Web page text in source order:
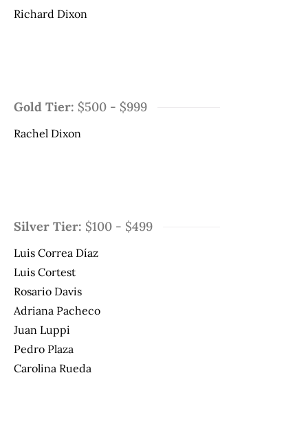
Richard Dixon
Gold Tier: $500 - $999
Rachel Dixon
Silver Tier: $100 - $499
Luis Correa Díaz
Luis Cortest
Rosario Davis
Adriana Pacheco
Juan Luppi
Pedro Plaza
Carolina Rueda